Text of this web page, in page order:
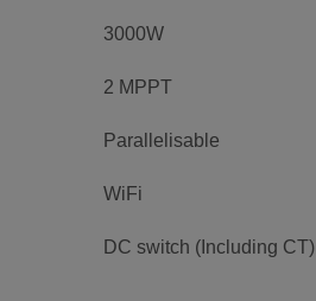
3000W
2 MPPT
Parallelisable
WiFi
DC switch (Including CT)